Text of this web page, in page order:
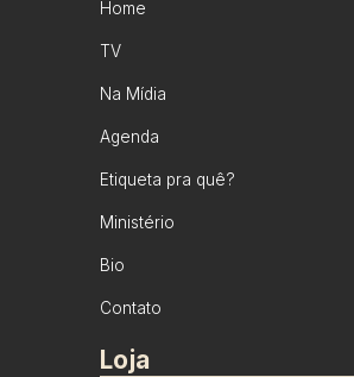
Home
TV
Na Mídia
Agenda
Etiqueta pra quê?
Ministério
Bio
Contato
Loja